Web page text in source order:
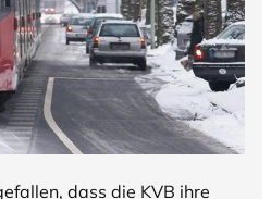
dass die KVB ihre